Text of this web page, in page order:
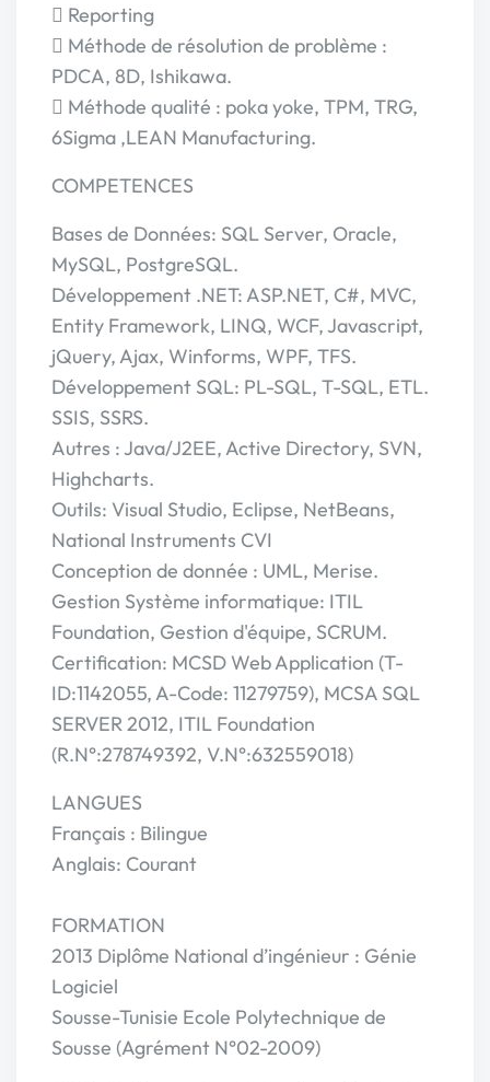
 Reporting
 Méthode de résolution de problème :
PDCA, 8D, Ishikawa.
 Méthode qualité : poka yoke, TPM, TRG,
6Sigma ,LEAN Manufacturing.
COMPETENCES
Bases de Données: SQL Server, Oracle,
MySQL, PostgreSQL.
Développement .NET: ASP.NET, C#, MVC,
Entity Framework, LINQ, WCF, Javascript,
jQuery, Ajax, Winforms, WPF, TFS.
Développement SQL: PL-SQL, T-SQL, ETL.
SSIS, SSRS.
Autres : Java/J2EE, Active Directory, SVN,
Highcharts.
Outils: Visual Studio, Eclipse, NetBeans,
National Instruments CVI
Conception de donnée : UML, Merise.
Gestion Système informatique: ITIL
Foundation, Gestion d'équipe, SCRUM.
Certification: MCSD Web Application (T-
ID:1142055, A-Code: 11279759), MCSA SQL
SERVER 2012, ITIL Foundation
(R.N°:278749392, V.N°:632559018)
LANGUES
Français : Bilingue
Anglais: Courant
FORMATION
2013 Diplôme National d’ingénieur : Génie
Logiciel
Sousse-Tunisie Ecole Polytechnique de
Sousse (Agrément N°02-2009)